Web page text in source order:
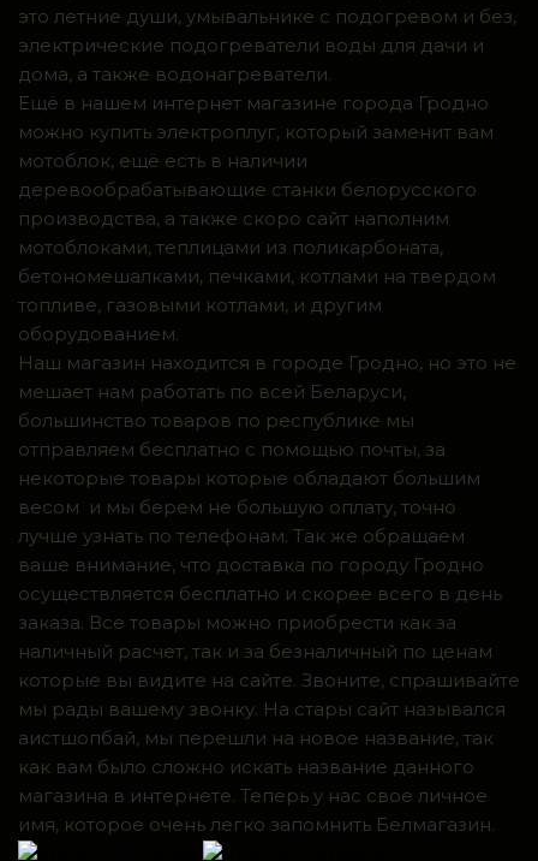
это летние души, умывальнике с подогревом и без,
электрические подогреватели воды для дачи и
дома, а также водонагреватели.
Ещё в нашем интернет магазине города Гродно
можно купить электроплуг, который заменит вам
мотоблок, ещё есть в наличии
деревообрабатывающие станки белорусского
производства, а также скоро сайт наполним
мотоблоками, теплицами из поликарбоната,
бетономешалками, печками, котлами на твердом
топливе, газовыми котлами, и другим
оборудованием.
Наш магазин находится в городе Гродно, но это не
мешает нам работать по всей Беларуси,
большинство товаров по республике мы
отправляем бесплатно с помощью почты, за
некоторые товары которые обладают большим
весом и мы берем не большую оплату, точно
лучше узнать по телефонам. Так же обращаем
ваше внимание, что доставка по городу Гродно
осуществляется бесплатно и скорее всего в день
заказа. Все товары можно приобрести как за
наличный расчет, так и за безналичный по ценам
которые вы видите на сайте. Звоните, спрашивайте
мы рады вашему звонку. На стары сайт назывался
аистшопбай, мы перешли на новое название, так
как вам было сложно искать название данного
магазина в интернете. Теперь у нас свое личное
имя, которое очень легко запомнить Белмагазин.